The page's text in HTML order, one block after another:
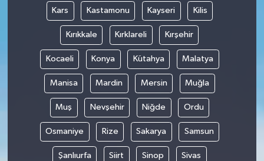
Kars Kastamonu Kayseri Kilis
Kırıkkale Kırklareli Kırşehir
Kocaeli Konya Kütahya Malatya
Manisa Mardin Mersin Muğla
Muş Nevşehir Niğde Ordu
Osmaniye Rize Sakarya Samsun
Şanlıurfa Siirt Sinop Sivas